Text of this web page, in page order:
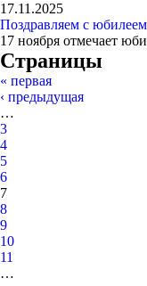
17.11.2025
Поздравляем с
17 ноября отмечает
Страницы
« первая
‹ предыдущая
…
3
4
5
6
7
8
9
10
11
…